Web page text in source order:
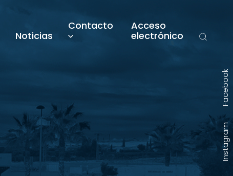
Noticias
Contacto
Acceso
electrónico
Instagram
Facebook